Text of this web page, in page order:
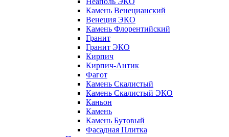
Камень Венецианский
Венеция ЭКО
Камень Флорентийский
Гранит
Гранит ЭКО
Кирпич
Кирпич-Антик
Фагот
Камень Скалистый
Камень Скалистый ЭКО
Каньон
Камень
Камень Бутовый
Фасадная Плитка